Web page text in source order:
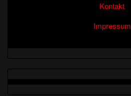
Kontakt
Impressum